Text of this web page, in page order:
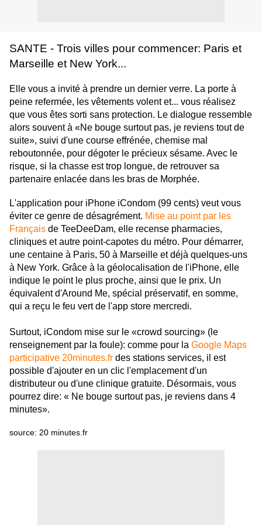
SANTE - Trois villes pour commencer: Paris et
Marseille et New York...
Elle vous a invité à prendre un dernier verre. La porte à
peine refermée, les vêtements volent et... vous réalisez
que vous êtes sorti sans protection. Le dialogue ressemble
alors souvent à «Ne bouge surtout pas, je reviens tout de
suite», suivi d'une course effrénée, chemise mal
reboutonnée, pour dégoter le précieux sésame. Avec le
risque, si la chasse est trop longue, de retrouver sa
partenaire enlacée dans les bras de Morphée.
L'application pour iPhone iCondom (99 cents) veut vous
éviter ce genre de désagrément. Mise au point par les
Français de TeeDeeDam, elle recense pharmacies,
cliniques et autre point-capotes du métro. Pour démarrer,
une centaine à Paris, 50 à Marseille et déjà quelques-uns
à New York. Grâce à la géolocalisation de l'iPhone, elle
indique le point le plus proche, ainsi que le prix. Un
équivalent d'Around Me, spécial préservatif, en somme,
qui a reçu le feu vert de l'app store mercredi.
Surtout, iCondom mise sur le «crowd sourcing» (le
renseignement par la foule): comme pour la Google Maps
participative 20minutes.fr des stations services, il est
possible d'ajouter en un clic l'emplacement d'un
distributeur ou d'une clinique gratuite. Désormais, vous
pourrez dire: « Ne bouge surtout pas, je reviens dans 4
minutes».
source: 20 minutes.fr